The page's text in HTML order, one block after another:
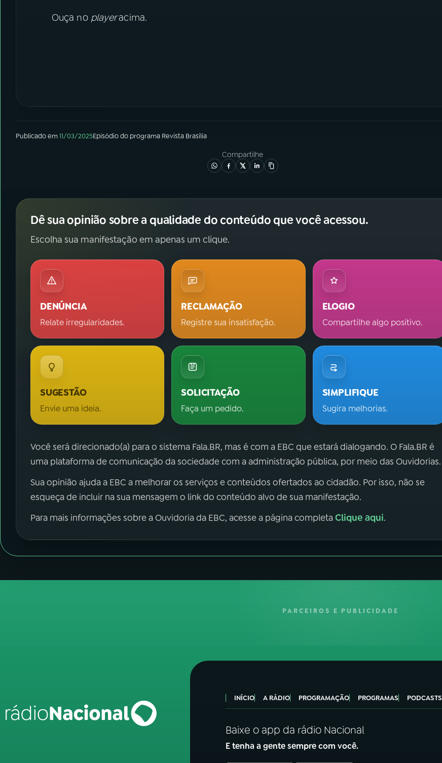
Ouça no playeracima.
Publicado em11/03/2025Episódiodo programa Revista Brasília
Compartilhe
Dê sua opinião sobre a qualidade do conteúdo que você acessou.
Escolha sua manifestação em apenas um clique.
DENÚNCIA
Relate irregularidades.
RECLAMAÇÃO
Registre sua insatisfação.
ELOGIO
Compartilhe algo positivo.
SUGESTÃO
Envie uma ideia.
SOLICITAÇÃO
Faça um pedido.
SIMPLIFIQUE
Sugira melhorias.
Você será direcionado(a) para o sistema Fala.BR, mas é com a EBC que estará dialogando. O Fala.BR é
uma plataforma de comunicação da sociedade com a administração pública, por meio das Ouvidorias.
Sua opinião ajuda a EBC a melhorar os serviços e conteúdos ofertados ao cidadão. Por isso, não se
esqueça de incluir na sua mensagem o link do conteúdo alvo de sua manifestação.
Para mais informações sobre a Ouvidoria da EBC, acesse a página completaClique aqui.
PARCEIROS E PUBLICIDADE
INÍCIO A RÁDIO PROGRAMAÇÃO PROGRAMAS PODCASTS
Baixe o app da rádio Nacional
E tenha a gente sempre com você.